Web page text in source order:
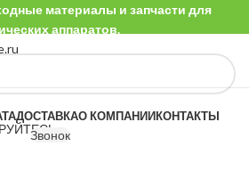
материалы и запчасти для
аппаратов.
ДОСТАВКАО КОМПАНИИКОНТАКТЫ
Звонок